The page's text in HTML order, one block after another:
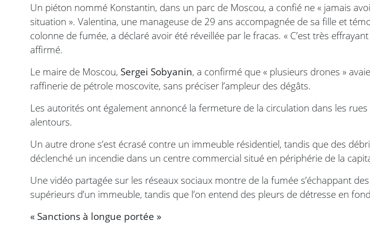
Un piéton nommé Konstantin, dans un parc de Moscou, a confié ne « jamais
situation ». Valentina, une manageuse de 29 ans accompagnée de sa fille et
colonne de fumée, a déclaré avoir été réveillée par le fracas. « C’est très
affirmé.
Le maire de Moscou, Sergei Sobyanin, a confirmé que « plusieurs drones »
raffinerie de pétrole moscovite, sans préciser l’ampleur des dégâts.
Les autorités ont également annoncé la fermeture de la circulation dans les rues
alentours.
Un autre drone s’est écrasé contre un immeuble résidentiel, tandis que des
déclenché un incendie dans un centre commercial situé en périphérie de la
Une vidéo partagée sur les réseaux sociaux montre de la fumée s’échappant
supérieurs d’un immeuble, tandis que l’on entend des pleurs de détresse en
« Sanctions à longue portée »